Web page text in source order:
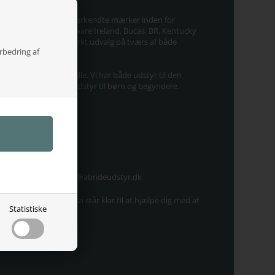
af
Statistiske
populære og anerkendte mærker inden for
Montar, Horseware Ireland, Bucas, BR, Kentucky
Det giver dig et stærkt udvalg på tværs af både
tilgængelig for alle. Vi har både udstyr til den
af prisvenligt rideudstyr til børn og begyndere.
kr.
god kundeservice
mail kundeservice@abrideudstyr.dk
butik i Vadum, hvor vi står klar til at hjælpe dig med at